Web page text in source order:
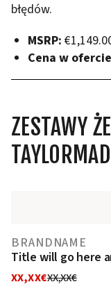
błędów.
MSRP:
Cena w
ZESTAWY
BRANDNAME
Title will go here
XX,XX€XX,XX€